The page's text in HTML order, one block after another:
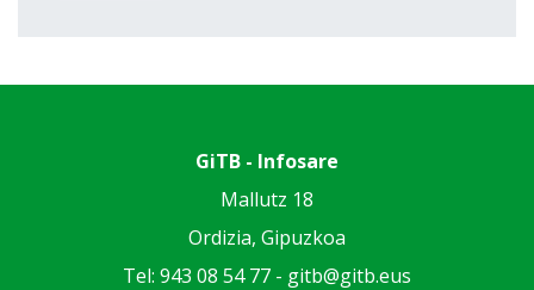
GiTB - Infosare
Mallutz 18
Ordizia, Gipuzkoa
Tel: 943 08 54 77 - gitb@gitb.eus